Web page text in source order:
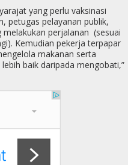
yang perlu vaksinasi
petugas pelayanan publik,
perjalanan (sesuai
Kemudian pekerja terpapar
makanan serta
baik daripada mengobati,”